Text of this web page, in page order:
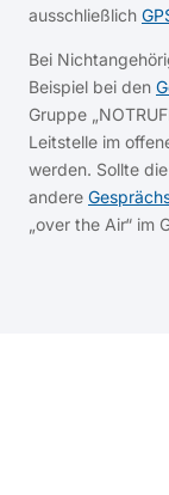
ausschließlich
Bei
Beispiel bei den
Gruppe
Leitstelle im
werden. Sollte
andere
„over the Air“ im